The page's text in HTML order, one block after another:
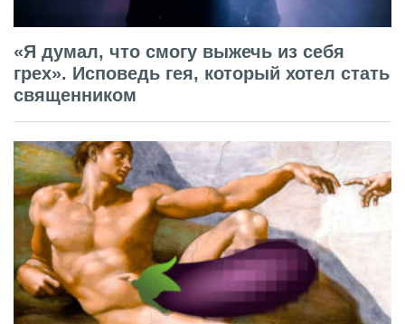
«Я думал, что смогу выжечь из себя
грех». Исповедь гея, который хотел стать
священником